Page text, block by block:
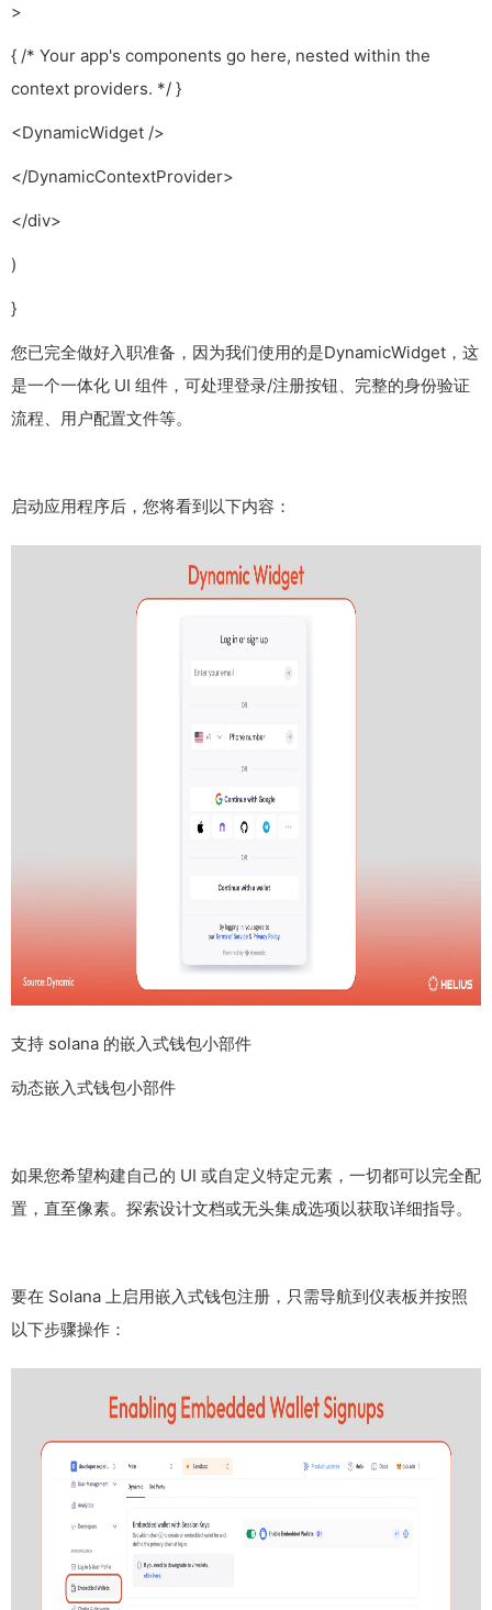
>
{ /* Your app's components go here, nested within the
context providers. */ }
<DynamicWidget />
</DynamicContextProvider>
</div>
)
}
您已完全做好入职准备，因为我们使用的是DynamicWidget，这
是一个一体化 UI 组件，可处理登录/注册按钮、完整的身份验证
流程、用户配置文件等。
启动应用程序后，您将看到以下内容：
支持 solana 的嵌入式钱包小部件
动态嵌入式钱包小部件
如果您希望构建自己的 UI 或自定义特定元素，一切都可以完全配
置，直至像素。探索设计文档或无头集成选项以获取详细指导。
要在 Solana 上启用嵌入式钱包注册，只需导航到仪表板并按照
以下步骤操作：